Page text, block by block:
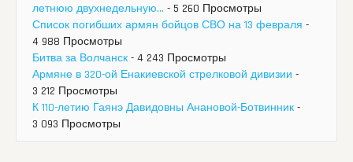
летнюю двухнедельную... - 5 260 Просмотры
Список погибших армян бойцов СВО на 13 февраля -
4 988 Просмотры
Битва за Волчанск - 4 243 Просмотры
Армяне в 320-ой Енакиевской стрелковой дивизии -
3 212 Просмотры
К 110-летию Гаянэ Давидовны Анановой-Ботвинник -
3 093 Просмотры